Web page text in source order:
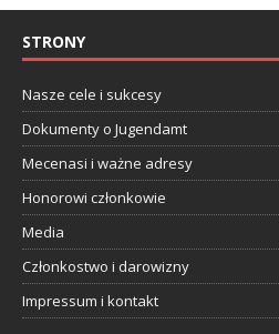
STRONY
Nasze cele i sukcesy
Dokumenty o Jugendamt
Mecenasi i ważne adresy
Honorowi członkowie
Media
Członkostwo i darowizny
Impressum i kontakt